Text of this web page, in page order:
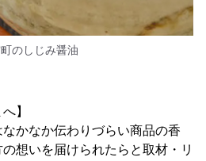
のしじみ醤油
】
かなか伝わりづらい商品の香
想いを届けられたらと取材・リ